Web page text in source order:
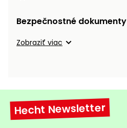
Bezpečnostné dokumenty
Zobraziť viac
Hecht Newsletter